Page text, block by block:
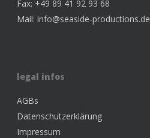
Fax: +49 89 41 92 93 68
Mail: info@seaside-productions.de
legal infos
AGBs
Datenschutzerklärung
Impressum